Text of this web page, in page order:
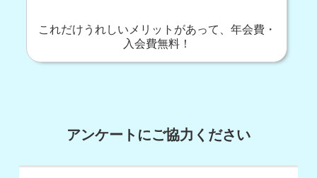
これだけうれしいメリットがあって、年会費・
入会費無料！
アンケートにご協力ください